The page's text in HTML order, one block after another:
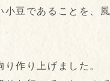
豆であることを、
作り上げました。